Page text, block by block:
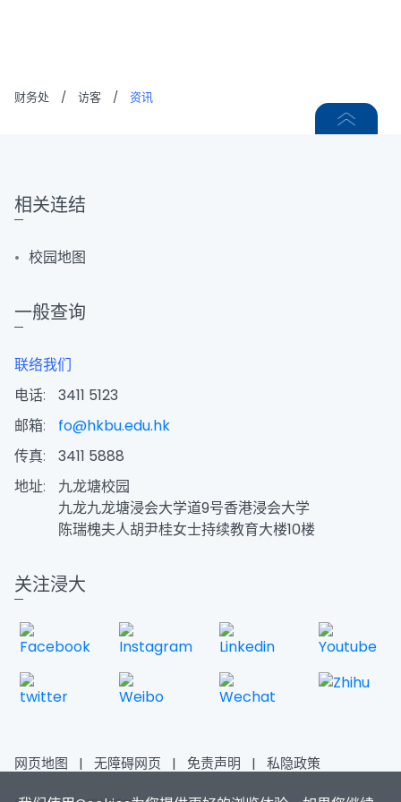
财务处 / 访客 / 资讯
相关连结
校园地图
一般查询
联络我们
电话:
3411 5123
邮箱:
fo@hkbu.edu.hk
传真:
3411 5888
地址:
九龙塘校园
九龙九龙塘浸会大学道9号香港浸会大学
陈瑞槐夫人胡尹桂女士持续教育大楼10楼
关注浸大
网页地图 | 无障碍网页 | 免责声明 | 私隐政策